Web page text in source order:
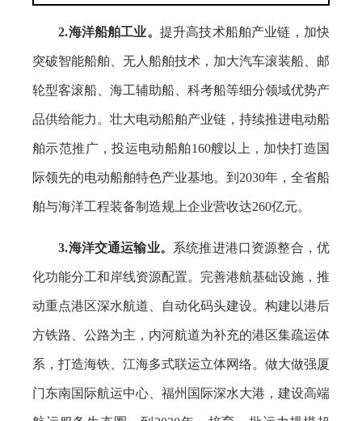
2.海洋船舶工业。 提升高技术船舶产业链，加快
突破智能船舶、无人船舶技术，加大汽车滚装船、邮
轮型客滚船、海工辅助船、科考船等细分领域优势产
品供给能力。壮大电动船舶产业链，持续推进电动船
舶示范推广，投运电动船舶160艘以上，加快打造国
际领先的电动船舶特色产业基地。到2030年，全省船
舶与海洋工程装备制造规上企业营收达260亿元。
3.海洋交通运输业。 系统推进港口资源整合，优
化功能分工和岸线资源配置。完善港航基础设施，推
动重点港区深水航道、自动化码头建设。构建以港后
方铁路、公路为主，内河航道为补充的港区集疏运体
系，打造海铁、江海多式联运立体网络。做大做强厦
门东南国际航运中心、福州国际深水大港，建设高端